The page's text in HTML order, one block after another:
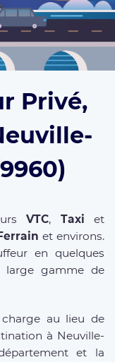
Privé,
VTC, Taxi et
et environs.
en quelques
large gamme de
au lieu de
à Neuville-
et la